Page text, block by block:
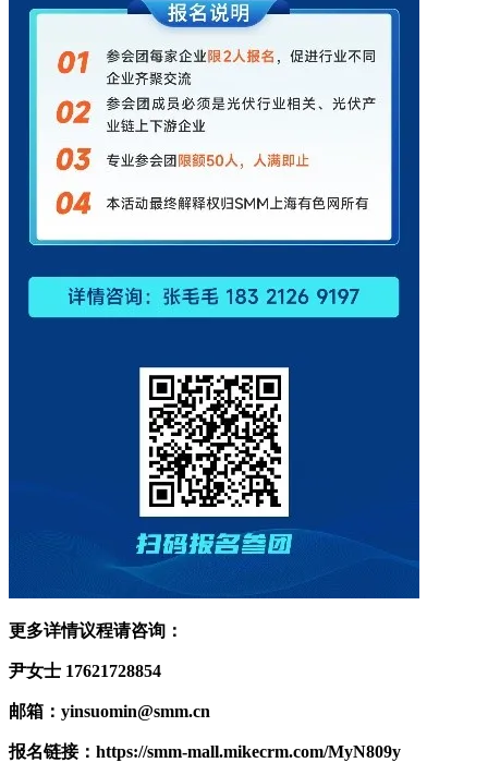
更多详情议程请咨询：
尹女士 17621728854
邮箱：yinsuomin@smm.cn
报名链接： https://smm-mall.mikecrm.com/MyN809y